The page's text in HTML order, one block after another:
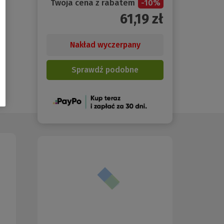
Twoja cena z rabatem -10%
61,19zł
Nakład wyczerpany
Sprawdź podobne
(Nowe